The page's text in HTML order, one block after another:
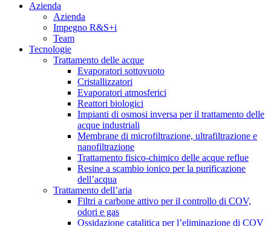
Azienda
Azienda
Impegno R&S+i
Team
Tecnologie
Trattamento delle acque
Evaporatori sottovuoto
Cristallizzatori
Evaporatori atmosferici
Reattori biologici
Impianti di osmosi inversa per il trattamento delle
acque industriali
Membrane di microfiltrazione, ultrafiltrazione e
nanofiltrazione
Trattamento fisico-chimico delle acque reflue
Resine a scambio ionico per la purificazione
dell’acqua
Trattamento dell’aria
Filtri a carbone attivo per il controllo di COV,
odori e gas
Ossidazione catalitica per l’eliminazione di COV